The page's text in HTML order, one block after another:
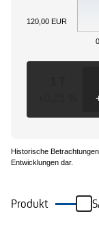
120,00 EUR
Historische
Entwicklungen dar.
Produkt